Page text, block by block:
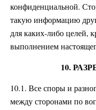
конфиденциальной.
такую информацию
для каких-либо целей,
выполнением
10.
10.1. Все споры и
между сторонами по